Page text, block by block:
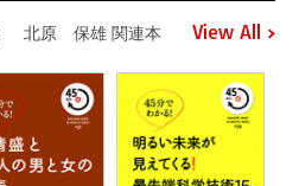
北原 保雄 関連本 View All